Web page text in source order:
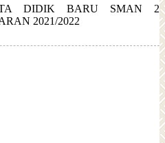
DIDIK BARU SMAN 2
2021/2022